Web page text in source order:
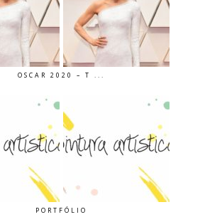
OSCAR 2020 – T ...
PORTFÓLIO